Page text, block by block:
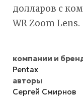
долларов с
WR Zoom Lens.
компании и
Pentax
авторы
Сергей Смирнов